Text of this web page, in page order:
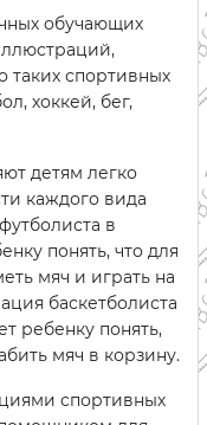
обучающих
таких спортивных
хоккей, бег,
детям легко
каждого вида
в
понять, что для
мяч и играть на
баскетболиста
ребенку понять,
мяч в корзину.
спортивных